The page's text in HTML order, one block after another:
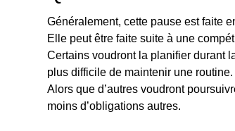
Généralement, cette pause est faite
Elle peut être faite suite à une
Certains voudront la planifier durant
plus difficile de maintenir une routine.
Alors que d’autres voudront
moins d’obligations autres.